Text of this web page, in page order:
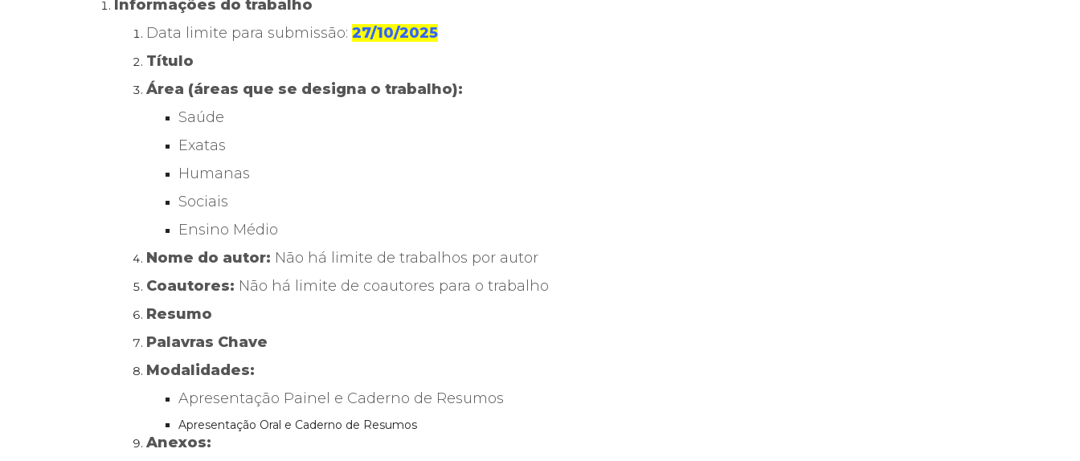
Informações do trabalho
Data limite para submissão: 27/10/2025
Título
Área (áreas que se designa o trabalho):
Saúde
Exatas
Humanas
Sociais
Ensino Médio
Nome do autor: Não há limite de trabalhos por autor
Coautores: Não há limite de coautores para o trabalho
Resumo
Palavras Chave
Modalidades:
Apresentação Painel e Caderno de Resumos
Apresentação Oral e Caderno de Resumos
Anexos: